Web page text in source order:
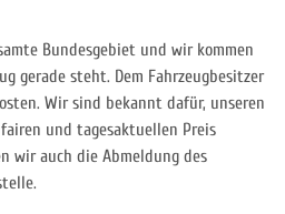
Bundesgebiet und wir kommen
gerade steht. Dem Fahrzeugbesitzer
Wir sind bekannt dafür, unseren
und tagesaktuellen Preis
wir auch die Abmeldung des